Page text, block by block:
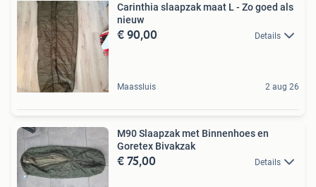
Carinthia slaapzak maat L - Zo goed als
nieuw
€ 90,00 Details
Maassluis 2 aug 26
M90 Slaapzak met Binnenhoes en
Goretex Bivakzak
€ 75,00 Details